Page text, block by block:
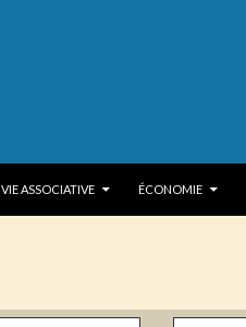
VIE ASSOCIATIVE ÉCONOMIE